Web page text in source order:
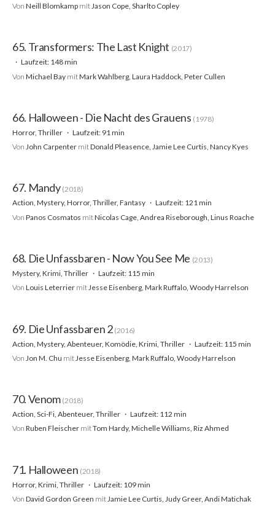
Von Neill Blomkamp mitJason Cope, Sharlto Copley
65. Transformers: The Last Knight (2017)
Laufzeit: 148 min
Von Michael Bay mitMark Wahlberg, Laura Haddock, Peter Cullen
66. Halloween - Die Nacht des Grauens (1978)
Horror, Thriller
Laufzeit: 91 min
Von John Carpenter mitDonald Pleasence, Jamie Lee Curtis, Nancy Kyes
67. Mandy (2018)
Action, Mystery, Horror, Thriller, Fantasy
Laufzeit: 121 min
Von Panos Cosmatos mitNicolas Cage, Andrea Riseborough, Linus Roache
68. Die Unfassbaren - Now You See Me (2013)
Mystery, Krimi, Thriller
Laufzeit: 115 min
Von Louis Leterrier mitJesse Eisenberg, Mark Ruffalo, Woody Harrelson
69. Die Unfassbaren 2 (2016)
Action, Mystery, Abenteuer, Komödie, Krimi, Thriller
Laufzeit: 115 min
Von Jon M. Chu mit Jesse Eisenberg, Mark Ruffalo, Woody Harrelson
70. Venom (2018)
Action, Sci-Fi, Abenteuer, Thriller
Laufzeit: 112 min
Von Ruben Fleischer mitTom Hardy, Michelle Williams, Riz Ahmed
71. Halloween (2018)
Horror, Krimi, Thriller
Laufzeit: 109 min
Von David Gordon Green mit Jamie Lee Curtis, Judy Greer, Andi Matichak